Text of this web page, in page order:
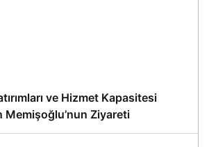
ve Hizmet Kapasitesi
Memişoğlu’nun Ziyareti